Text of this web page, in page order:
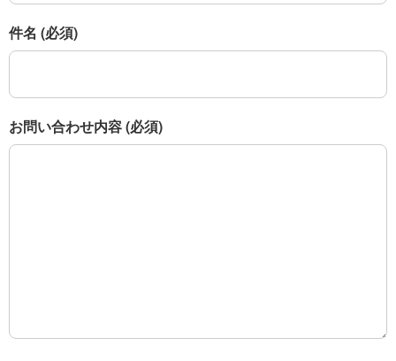
件名 (必須)
お問い合わせ内容(必須)